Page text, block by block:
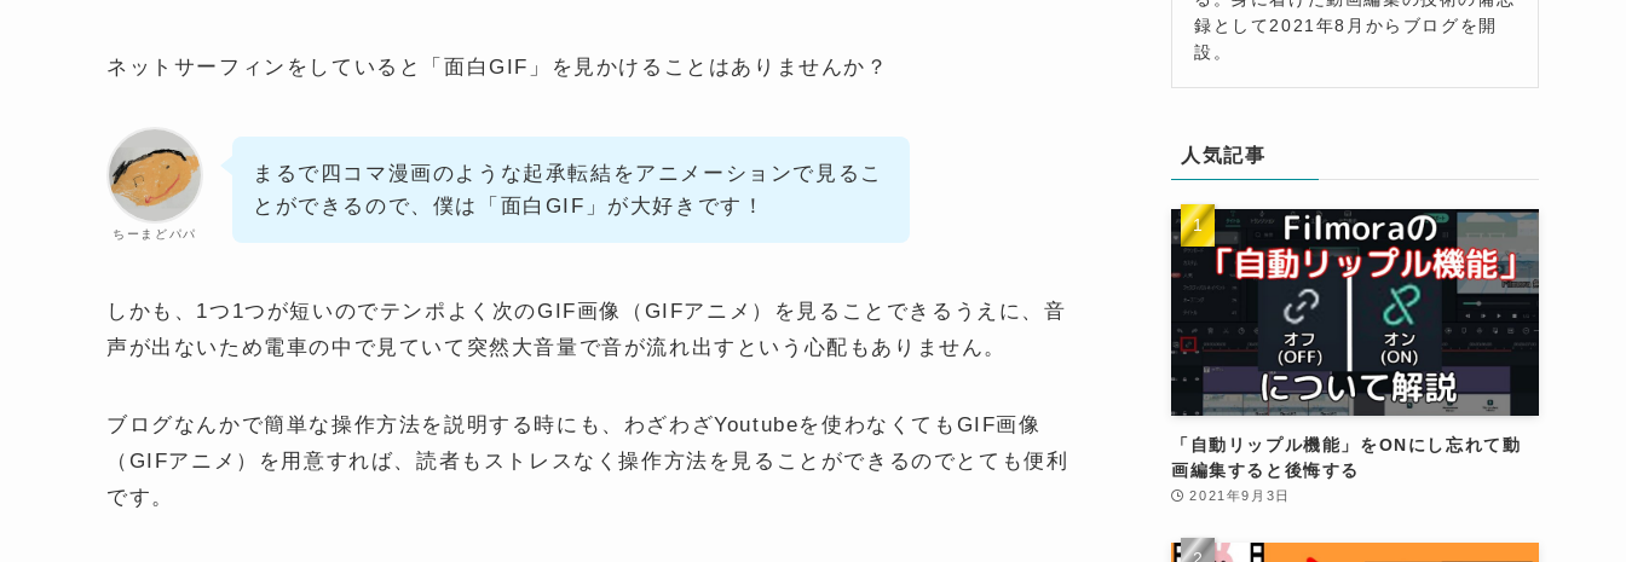
ネットサーフィンをしていると「面白GIF」を見かけることはありませんか？
ちーまどパパ
まるで四コマ漫画のような起承転結をアニメーションで見るこ
とができるので、僕は「面白GIF」が大好きです！
しかも、1つ1つが短いのでテンポよく次のGIF画像（GIFアニメ）を見ることできるうえに、音
声が出ないため電車の中で見ていて突然大音量で音が流れ出すという心配もありません。
ブログなんかで簡単な操作方法を説明する時にも、わざわざYoutubeを使わなくてもGIF画像
（GIFアニメ）を用意すれば、読者もストレスなく操作方法を見ることができるのでとても便利
です。
録として2021年8月からブログを開
設。
人気記事
「自動リップル機能」をONにし忘れて動
画編集すると後悔する
2021年9月3日